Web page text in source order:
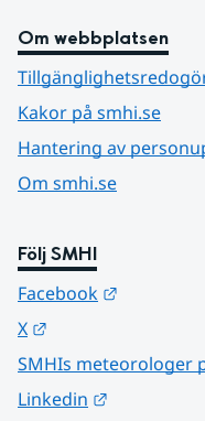
Om webbplatsen
Kakor på smhi.se
Hantering av
Om smhi.se
Följ SMHI
Facebook
X
SMHIs meteorologer
Linkedin